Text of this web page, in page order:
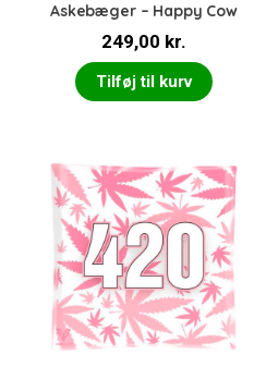
Askebæger – Happy Cow
249,00 kr.
Tilføj til kurv